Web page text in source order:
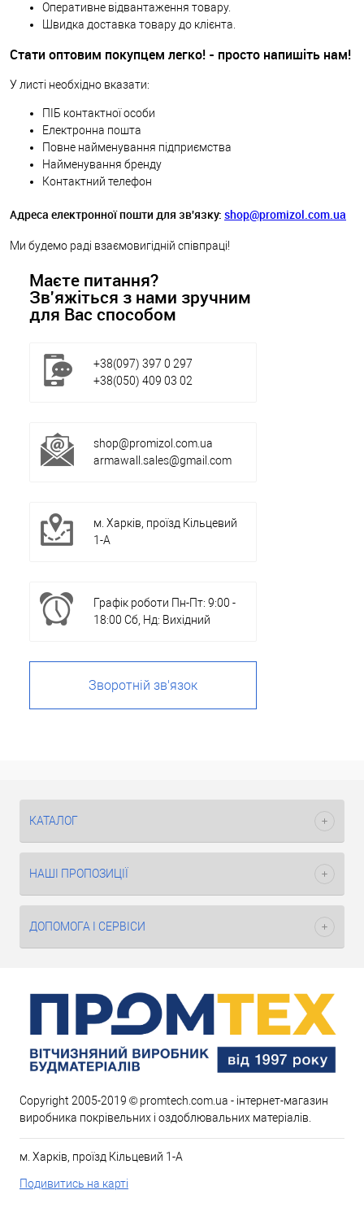
Оперативне відвантаження товару.
Швидка доставка товару до клієнта.
Стати оптовим покупцем легко! - просто напишіть нам!
У листі необхідно вказати:
ПІБ контактної особи
Електронна пошта
Повне найменування підприємства
Найменування бренду
Контактний телефон
Адреса електронної пошти для зв'язку: shop@promizol.com.ua
Ми будемо раді взаємовигідній співпраці!
Маєте питання?
Зв'яжіться з нами зручним
для Вас способом⁠
+38(097) 397 0 297
+38(050) 409 03 02
shop@promizol.com.ua
armawall.sales@gmail.com
м. Харків, проїзд Кільцевий
1-А
Графік роботи Пн-Пт: 9:00 -
18:00 Сб, Нд: Вихідний
Зворотній зв'язок
КАТАЛОГ
НАШІ ПРОПОЗИЦІЇ
ДОПОМОГА І СЕРВІСИ
Copyright 2005-2019 © promtech.com.ua - інтернет-магазин
виробника покрівельних і оздоблювальних матеріалів.
м. Харків, проїзд Кільцевий 1-А
Подивитись на карті